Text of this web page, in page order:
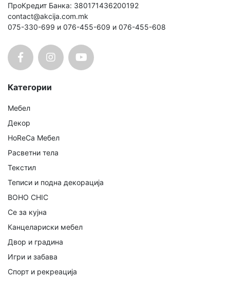
ПроКредит Банка: 380171436200192
contact@akcija.com.mk
075-330-699 и 076-455-609 и 076-455-608
Категории
Мебел
Декор
HoReCa Мебел
Расветни тела
Текстил
Теписи и подна декорација
BOHO CHIC
Се за кујна
Канцелариски мебел
Двор и градина
Игри и забава
Спорт и рекреација